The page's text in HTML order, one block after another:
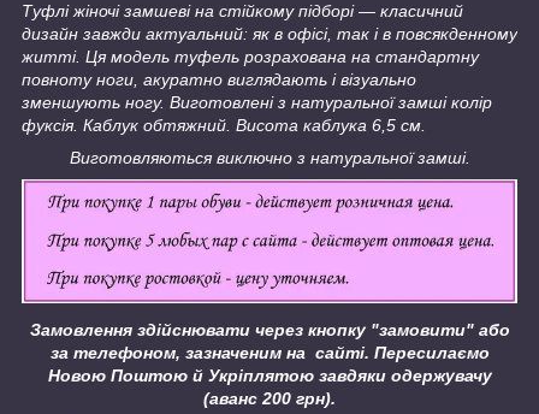
Туфлі жіночі замшеві на стійкому підборі — класичний
дизайн завжди актуальний: як в офісі, так і в повсякденному
житті. Ця модель туфель розрахована на стандартну
повноту ноги, акуратно виглядають і візуально
зменшують ногу. Виготовлені з натуральної замші колір
фуксія. Каблук обтяжний. Висота каблука 6,5 см.
Виготовляються виключно з натуральної замші.
Замовлення здійснювати через кнопку "замовити" або
за телефоном, зазначеним на сайті. Пересилаємо
Новою Поштою й Укріплятою завдяки одержувачу
(аванс 200 грн).